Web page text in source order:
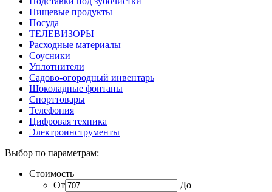
Пищевые продукты
Посуда
ТЕЛЕВИЗОРЫ
Расходные материалы
Соусники
Уплотнители
Садово-огородный инвентарь
Шоколадные фонтаны
Спорттовары
Телефония
Цифровая техника
Электроинструменты
Выбор по параметрам:
Стоимость
От
До